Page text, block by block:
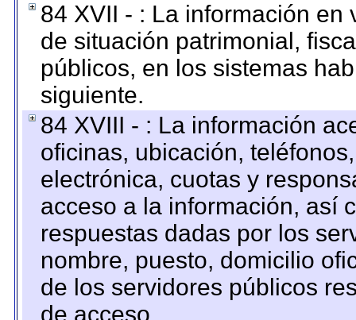
84 XVII - : La información
de situación patrimonial,
públicos, en los sistemas
siguiente.
84 XVIII - : La información
oficinas, ubicación,
electrónica, cuotas y
acceso a la información, así
respuestas dadas por los
nombre, puesto, domicilio
de los servidores públicos
de acceso